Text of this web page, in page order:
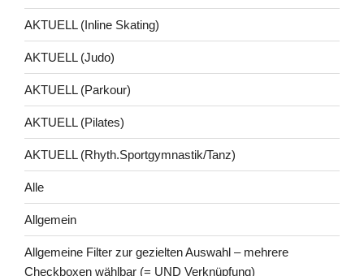
AKTUELL (Inline Skating)
AKTUELL (Judo)
AKTUELL (Parkour)
AKTUELL (Pilates)
AKTUELL (Rhyth.Sportgymnastik/Tanz)
Alle
Allgemein
Allgemeine Filter zur gezielten Auswahl – mehrere
Checkboxen wählbar (= UND Verknüpfung)